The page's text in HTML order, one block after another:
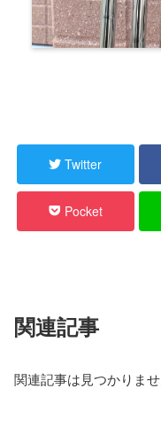
Twitter
Pocket
関連記事
関連記事は見つかりませ